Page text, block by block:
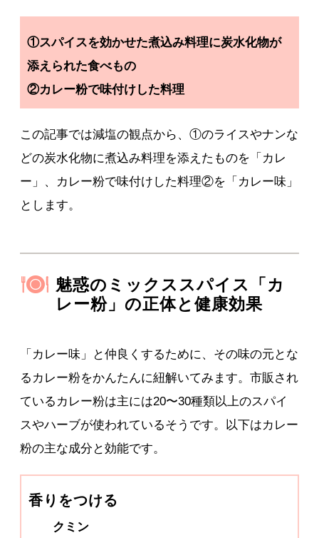
①スパイスを効かせた煮込み料理に炭水化物が
添えられた食べもの
②カレー粉で味付けした料理
この記事では減塩の観点から、①のライスやナンな
どの炭水化物に煮込み料理を添えたものを「カレ
ー」、カレー粉で味付けした料理②を「カレー味」
とします。
魅惑のミックススパイス「カ
レー粉」の正体と健康効果
「カレー味」と仲良くするために、その味の元とな
るカレー粉をかんたんに紐解いてみます。市販され
ているカレー粉は主には20〜30種類以上のスパイ
スやハーブが使われているそうです。以下はカレー
粉の主な成分と効能です。
香りをつける
クミン